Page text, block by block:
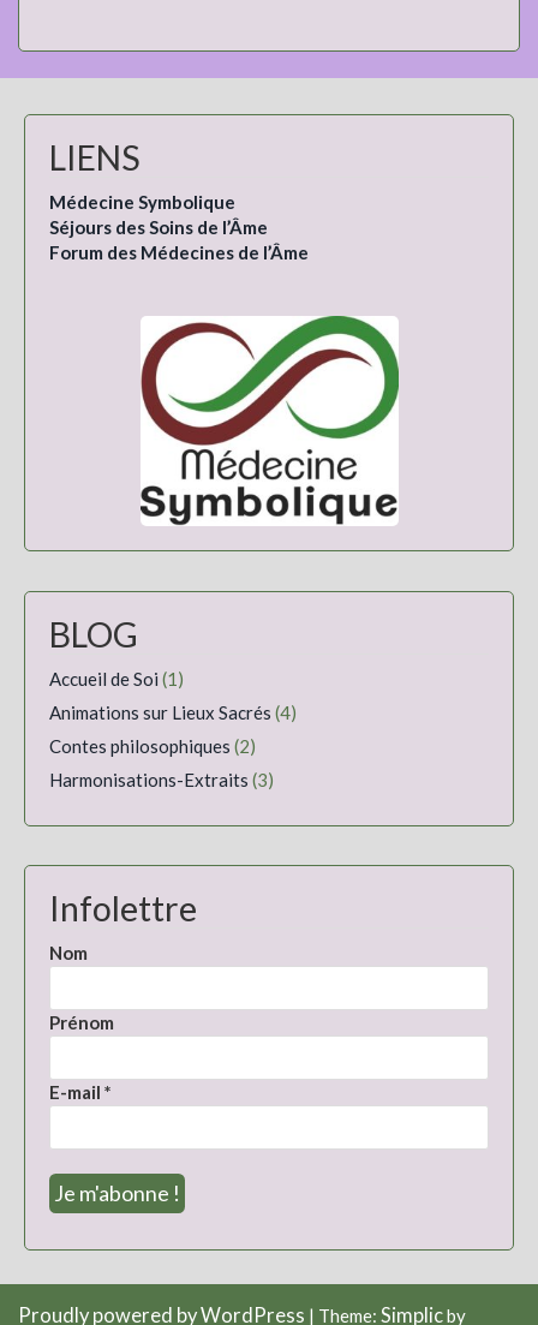
LIENS
Médecine Symbolique
Séjours des Soins de l’Âme
Forum des Médecines de l’Âme
BLOG
Accueil de Soi (1)
Animations sur Lieux Sacrés (4)
Contes philosophiques (2)
Harmonisations-Extraits (3)
Infolettre
Nom
Prénom
E-mail *
Proudly powered by WordPress | Theme: Simplicby